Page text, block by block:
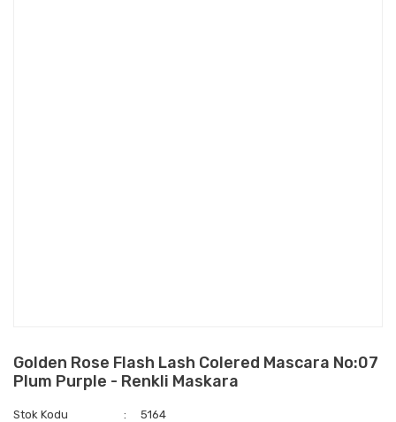
Golden Rose Flash Lash Colered Mascara No:07
Plum Purple - Renkli Maskara
Stok Kodu
5164